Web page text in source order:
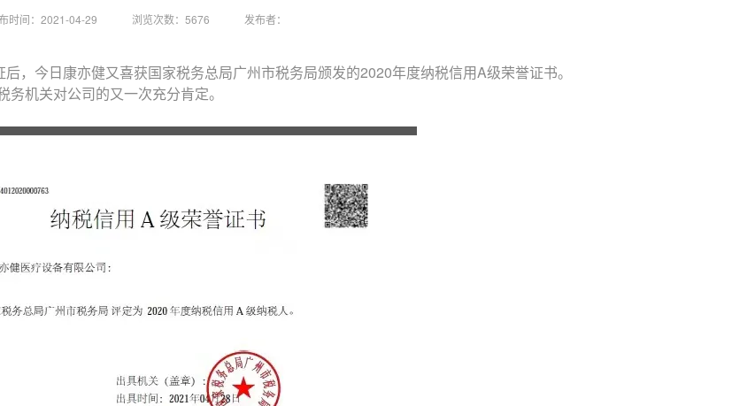
时间：2021-04-29 浏览次数：5676 发布者：
，今日康亦健又喜获国家税务总局广州市税务局颁发的2020年度纳税信用A级荣誉证书。
务机关对公司的又一次充分肯定。